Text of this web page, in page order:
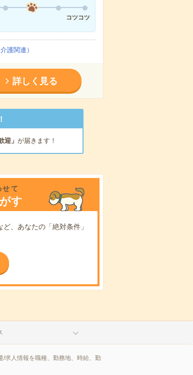
コツコツ
護関連）
詳しく見る
迎」 が届きます！
せて
す
ど、あなたの「絶対条件」
求人情報を職種、勤務地、時給、勤